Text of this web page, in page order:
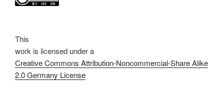
This
work is licensed under a
Creative Commons Attribution-Noncommercial-Share Alike
2.0 Germany License